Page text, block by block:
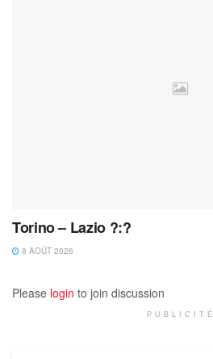
Torino – Lazio ?:?
8 AOÛT 2026
Please login to join discussion
PUBLICITÉ